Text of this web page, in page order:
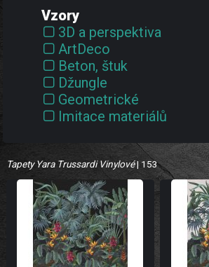
Šedá
Žlutá
Vzory
3D a perspektiva
ArtDeco
Beton, štuk
Džungle
Geometrické
Imitace materiálů
Květiny
Kámen
Listy, stromy
Luxusní
Pruhy
Příroda
Textury, jednobarevné
Tapety Yara Trussardi Vinylové| 153